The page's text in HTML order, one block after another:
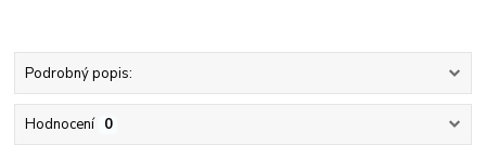
Podrobný popis:
Hodnocení 0